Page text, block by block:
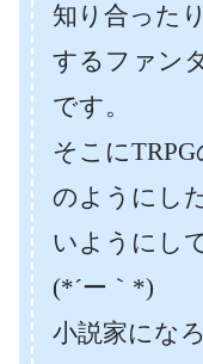
知り合った
するファン
です。
そこに
のようにし
いようにし
(*´ー｀*)
小説家にな